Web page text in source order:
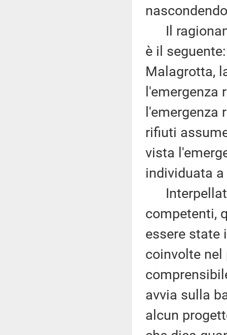
Il
è il
Malagrotta,
rifiuti
vista
individuata
Interpellati
competenti,
essere state
coinvolte nel
avvia sulla
alcun